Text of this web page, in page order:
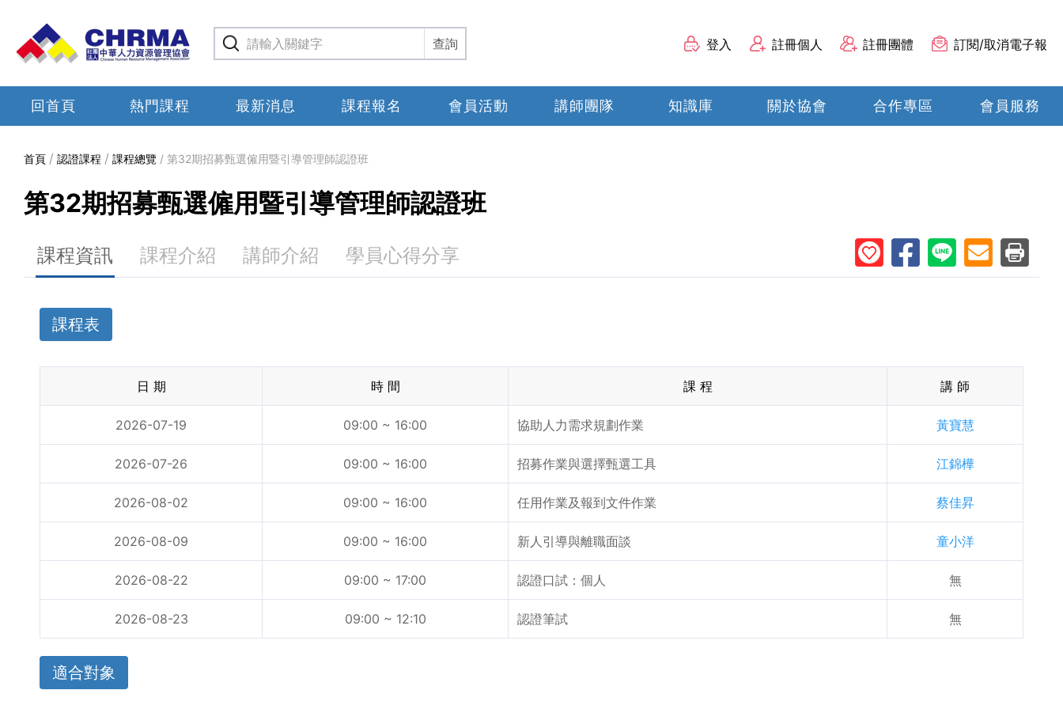
查詢 登入 註冊個人 註冊團體 訂閱/取消電子報
回首頁 熱門課程 最新消息 課程報名 會員活動 講師團隊 知識庫 關於協會 合作專區 會員服務
首頁 認證課程 課程總覽 第32期招募甄選僱用暨引導管理師認證班
第32期招募甄選僱用暨引導管理師認證班
課程資訊 課程介紹 講師介紹 學員心得分享
課程表
日 期 時 間 課 程 講 師
2026-07-19 09:00 ~ 16:00 協助人力需求規劃作業 黃寶慧
2026-07-26 09:00 ~ 16:00 招募作業與選擇甄選工具 江錦樺
2026-08-02 09:00 ~ 16:00 任用作業及報到文件作業 蔡佳昇
2026-08-09 09:00 ~ 16:00 新人引導與離職面談 童小洋
2026-08-22 09:00 ~ 17:00 認證口試：個人 無
2026-08-23 09:00 ~ 12:10 認證筆試 無
適合對象